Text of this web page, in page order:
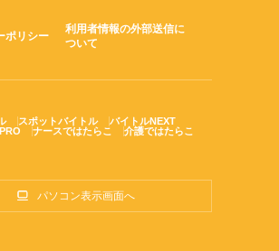
ポリシー
利用者情報の外部送信に
ついて
スポットバイトル
バイトルNEXT
ナースではたらこ 介護ではたらこ
パソコン表示画面へ